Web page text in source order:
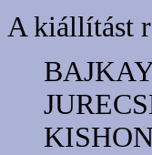
A kiállítást